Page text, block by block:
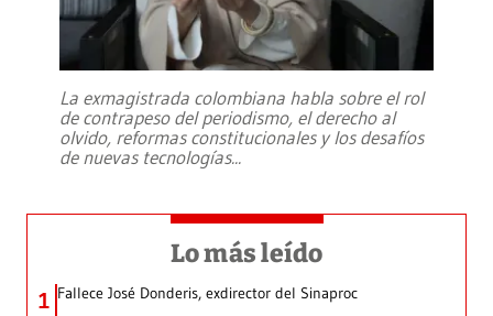
La exmagistrada colombiana habla sobre el rol
de contrapeso del periodismo, el derecho al
olvido, reformas constitucionales y los desafíos
de nuevas tecnologías...
Lo más leído
1 Fallece José Donderis, exdirector del Sinaproc